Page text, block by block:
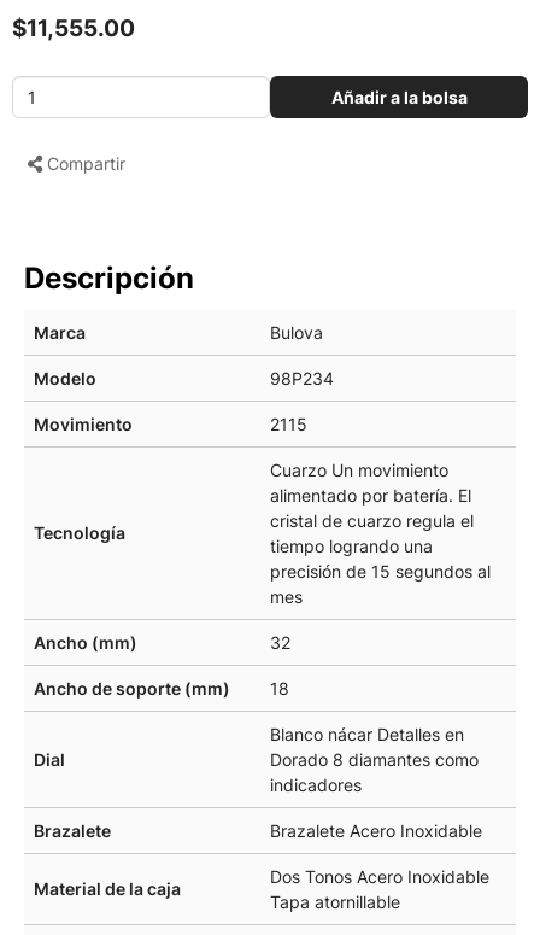
$11,555.00
Añadir a la bolsa
Compartir
Descripción
Marca Bulova
Modelo 98P234
Movimiento 2115
Tecnología
Cuarzo Un movimiento
alimentado por batería. El
cristal de cuarzo regula el
tiempo logrando una
precisión de 15 segundos al
mes
Ancho (mm) 32
Ancho de soporte (mm) 18
Dial
Blanco nácar Detalles en
Dorado 8 diamantes como
indicadores
Brazalete Brazalete Acero Inoxidable
Material de la caja
Dos Tonos Acero Inoxidable
Tapa atornillable